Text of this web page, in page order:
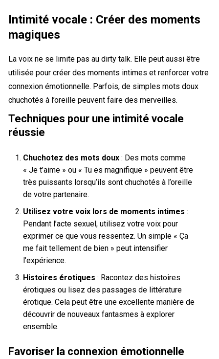
Intimité vocale : Créer des moments
magiques
La voix ne se limite pas au dirty talk. Elle peut aussi être
utilisée pour créer des moments intimes et renforcer votre
connexion émotionnelle. Parfois, de simples mots doux
chuchotés à l’oreille peuvent faire des merveilles.
Techniques pour une intimité vocale
réussie
Chuchotez des mots doux : Des mots comme
« Je t’aime » ou « Tu es magnifique » peuvent être
très puissants lorsqu’ils sont chuchotés à l’oreille
de votre partenaire.
Utilisez votre voix lors de moments intimes :
Pendant l’acte sexuel, utilisez votre voix pour
exprimer ce que vous ressentez. Un simple « Ça
me fait tellement de bien » peut intensifier
l’expérience.
Histoires érotiques : Racontez des histoires
érotiques ou lisez des passages de littérature
érotique. Cela peut être une excellente manière de
découvrir de nouveaux fantasmes à explorer
ensemble.
Favoriser la connexion émotionnelle